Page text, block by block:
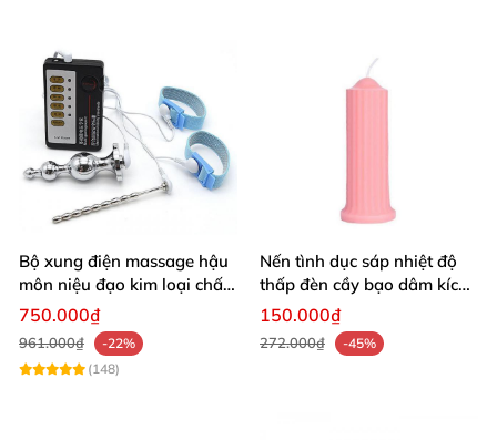
Bộ xung điện massage hậu
môn niệu đạo kim loại chất
lượng cao giá tốt
750.000₫
961.000₫
-22%
(148)
Nến tình dục sáp nhiệt độ
thấp đèn cầy bạo dâm kích
thích cảm giác waxplay an
150.000₫
272.000₫ -45%